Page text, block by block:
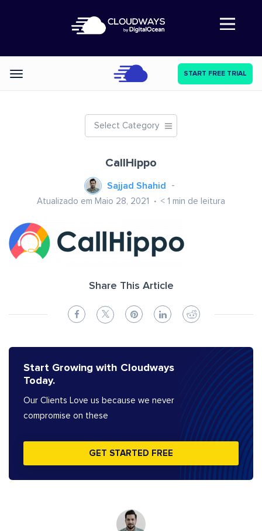
Abre a navegação
Categories START FREE TRIAL
Select Category
CallHippo
Sajjad Shahid
Atualizado em Maio 28, 2021 < 1 min de leitura
Share This Article
Start Growing with Cloudways
Today.
Our Clients Love us because we never
compromise on these
GET STARTED FREE